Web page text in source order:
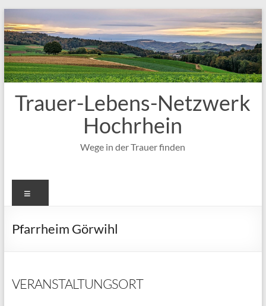
Inhalt
springen
Trauer-Lebens-Netzwerk
Hochrhein
Wege in der Trauer finden
Pfarrheim Görwihl
VERANSTALTUNGSORT